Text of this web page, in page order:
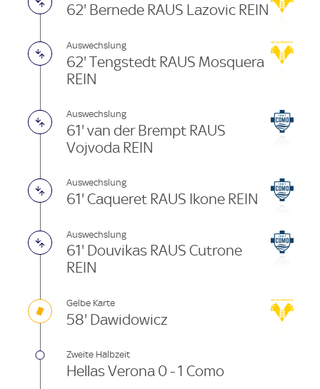
62' Bernede RAUS Lazovic REIN
Auswechslung
62' Tengstedt RAUS Mosquera
REIN
Auswechslung
61' van der Brempt RAUS
Vojvoda REIN
Auswechslung
61' Caqueret RAUS Ikone REIN
Auswechslung
61' Douvikas RAUS Cutrone
REIN
Gelbe Karte
58' Dawidowicz
Zweite Halbzeit
Hellas Verona 0 - 1 Como